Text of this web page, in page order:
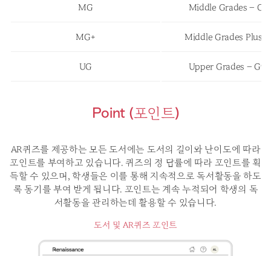
MG Middle Grades –
MG+ Middle Grades Plus –
UG Upper Grades –
Point (포인트)
AR퀴즈를 제공하는 모든 도서에는 도서의 길이와 난이도에 따라
포인트를 부여하고 있습니다. 퀴즈의 정 답률에 따라 포인트를 획
득할 수 있으며, 학생들은 이를 통해 지속적으로 독서활동을 하도
록 동기를 부여 받게 됩니다. 포인트는 계속 누적되어 학생의 독
서활동을 관리하는데 활용할 수 있습니다.
도서 및 AR퀴즈 포인트